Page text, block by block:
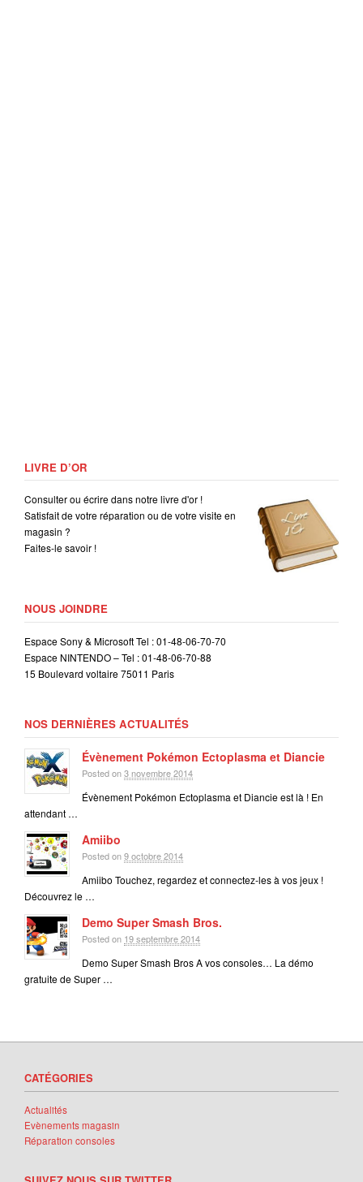
LIVRE D’OR
Consulter ou écrire dans notre livre d'or !
Satisfait de votre réparation ou de votre visite en
magasin ?
Faites-le savoir !
NOUS JOINDRE
Espace Sony & Microsoft Tel : 01-48-06-70-70
Espace NINTENDO – Tel : 01-48-06-70-88
15 Boulevard voltaire 75011 Paris
NOS DERNIÈRES ACTUALITÉS
Évènement Pokémon Ectoplasma et Diancie
Posted on3 novembre 2014
Évènement Pokémon Ectoplasma et Diancie est là ! En
attendant …
Amiibo
Posted on9 octobre 2014
Amiibo Touchez, regardez et connectez-les à vos jeux !
Découvrez le …
Demo Super Smash Bros.
Posted on 19 septembre 2014
Demo Super Smash Bros A vos consoles… La démo
gratuite de Super …
CATÉGORIES
Actualités
Evènements magasin
Réparation consoles